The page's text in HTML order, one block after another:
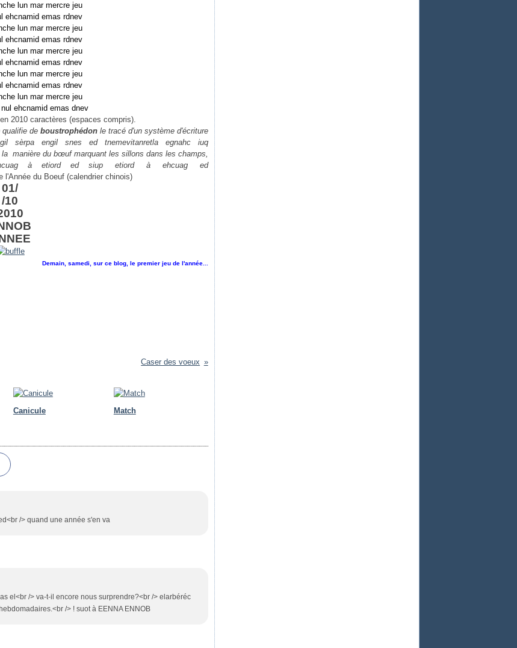
lun mar mercre jeu
ehcnamid emas rdnev
lun mar mercre jeu
ehcnamid emas rdnev
lun mar mercre jeu
ehcnamid emas rdnev
lun mar mercre jeu
ehcnamid emas rdnev
lun mar mercre jeu
ehcnamid emas dnev
2010 caractères (espaces compris).
qualifie de boustrophédonle tracé d'un système d'écriture
sèrpa engil snes ed tnemevitanretla egnahc iuq
manière du bœuf marquant les sillons dans les champs,
à etiord ed siup etiord à ehcuag ed
l'Année du Boeuf (calendrier chinois)
01/
/10
Demain, samedi, sur ce blog, le premier jeu de l'année...
Caser des voeux
Canicule Match
/> quand une année s'en va
el<br /> va-t-il encore nous surprendre?<br /> elarbéréc
/> ! suot à EENNA ENNOB